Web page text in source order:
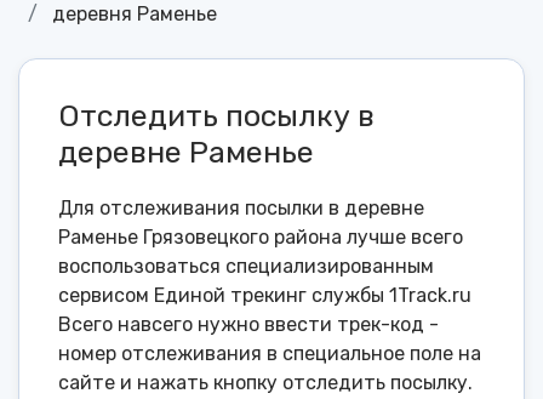
деревня Раменье
Отследить посылку в
деревне Раменье
Для отслеживания посылки в деревне
Раменье Грязовецкого района лучше всего
воспользоваться специализированным
сервисом Единой трекинг службы 1Track.ru
Всего навсего нужно ввести трек-код -
номер отслеживания в специальное поле на
сайте и нажать кнопку отследить посылку.